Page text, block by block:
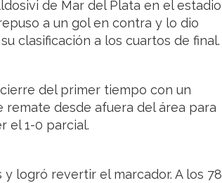
de Mar del Plata en el estadio
a un gol en contra y lo dio
clasificación a los cuartos de final.
del primer tiempo con un
desde afuera del área para
el 1-0 parcial.
logró revertir el marcador. A los 78